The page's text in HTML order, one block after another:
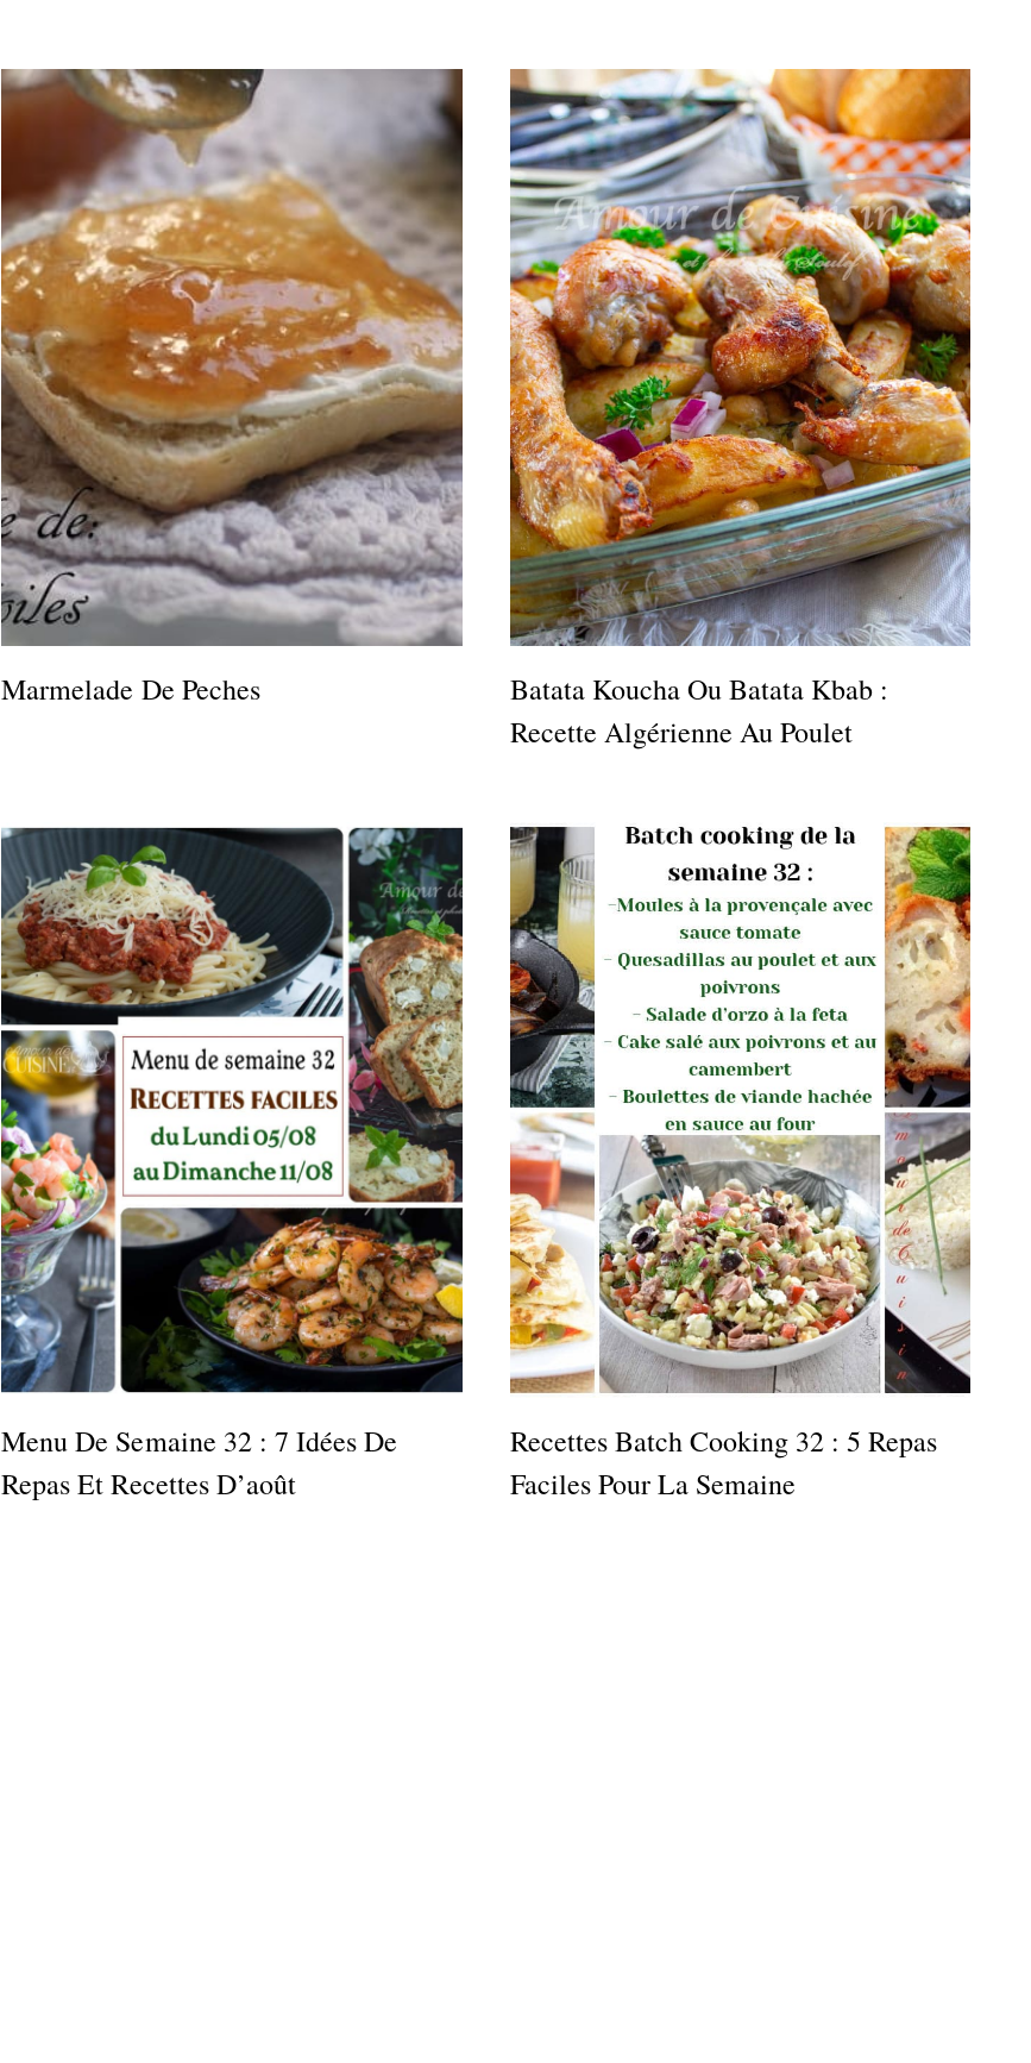
Marmelade De Peches
Batata Koucha Ou Batata Kbab :
Recette Algérienne Au Poulet
Menu De Semaine 32 : 7 Idées De
Repas Et Recettes D’août
Recettes Batch Cooking 32 : 5 Repas
Faciles Pour La Semaine